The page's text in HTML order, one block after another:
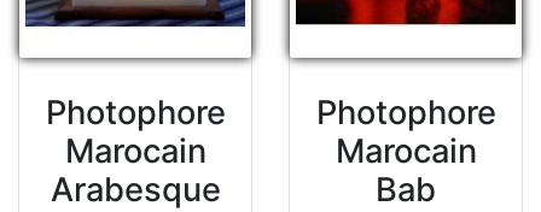
Photophore
Marocain
Arabesque
Photophore
Marocain
Bab